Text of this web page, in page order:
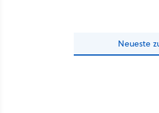
Neueste